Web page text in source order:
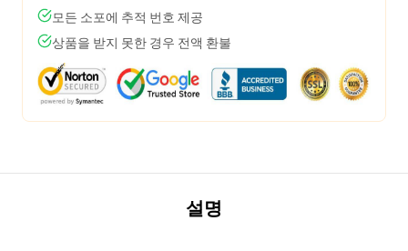
모든 소포에 추적 번호 제공
상품을 받지 못한 경우 전액 환불
설명